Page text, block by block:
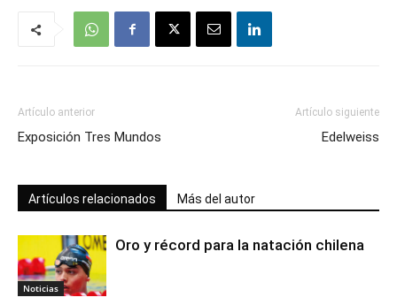
Artículo anterior
Exposición Tres Mundos
Artículo siguiente
Edelweiss
Artículos relacionados Más del autor
Noticias
Oro y récord para la natación chilena